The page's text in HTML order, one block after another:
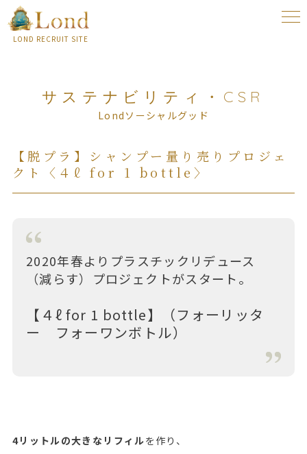
LOND RECRUIT SITE
サステナビリティ・CSR
Londソーシャルグッド
【脱プラ】シャンプー量り売りプロジェ
クト〈４ℓ for 1 bottle〉
2020年春よりプラスチックリデュース
（減らす）プロジェクトがスタート。
【４ℓ for 1 bottle】（フォーリッタ
ー フォーワンボトル）
4リットルの大きなリフィルを作り、